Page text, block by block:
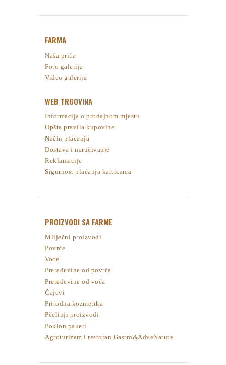
FARMA
Naša priča
Foto galerija
Video galerija
WEB TRGOVINA
Informacija o prodajnom mjestu
Opšta pravila kupovine
Način plaćanja
Dostava i naručivanje
Reklamacije
Sigurnost plaćanja karticama
PROIZVODI SA FARME
Mliječni proizvodi
Povrće
Voće
Prerađevine od povrća
Prerađevine od voća
Čajevi
Prirodna kozmetika
Pčelinji proizvodi
Poklon paketi
Agroturizam i restoran Gastro&AdveNature